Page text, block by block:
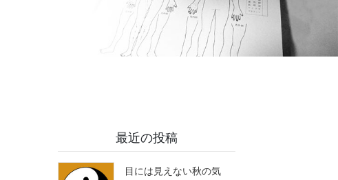
最近の投稿
目には見えない秋の気